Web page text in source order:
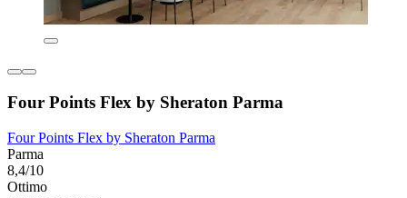
Four Points Flex by Sheraton Parma
Four Points Flex by Sheraton Parma
Parma
8,4/10
Ottimo